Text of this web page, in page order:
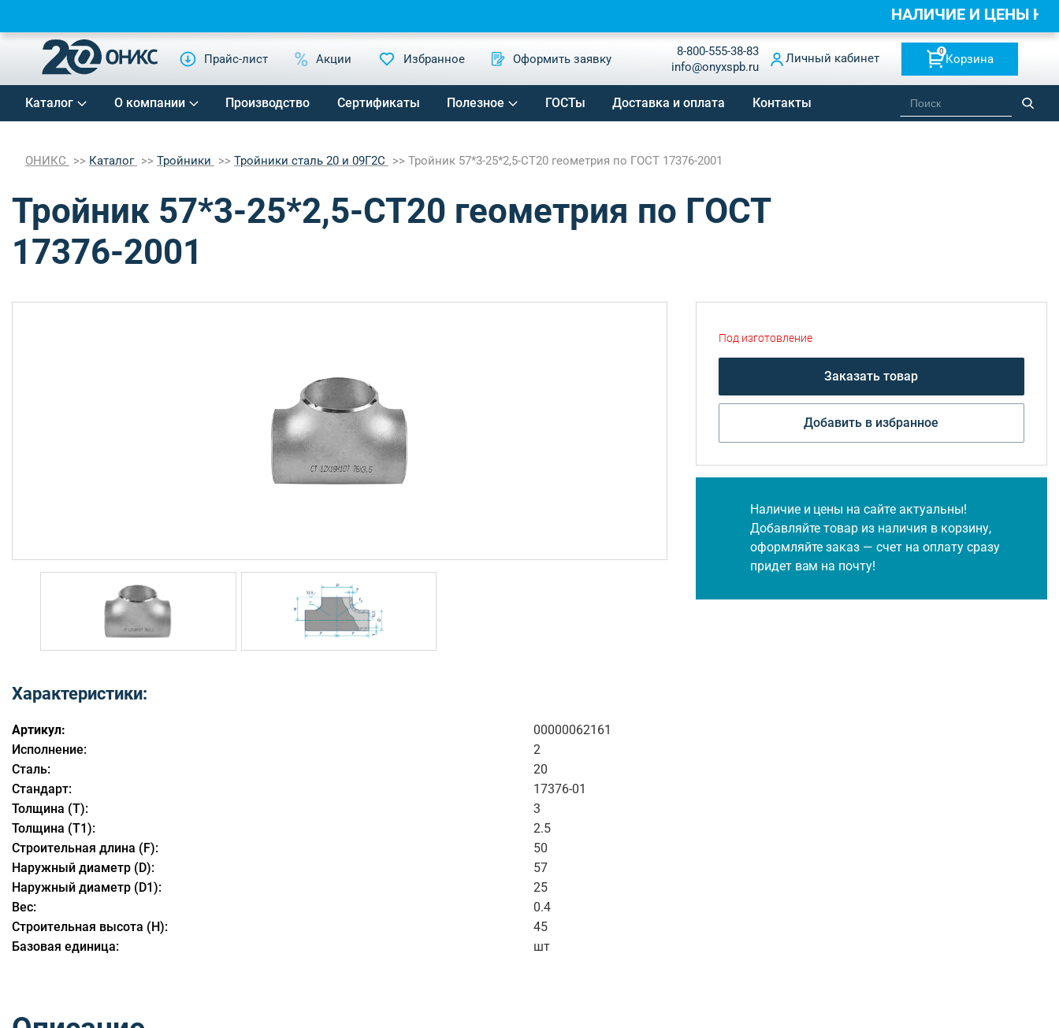
Прайс-лист Акции Избранное Оформить заявку
8-800-555-38-83
info@onyxspb.ru
Личный кабинет
0
Корзина
Каталог О компании Производство Сертификаты Полезное ГОСТы Доставка и оплата Контакты
ОНИКС Каталог Тройники Тройники сталь 20 и 09Г2С Тройник 57*3-25*2,5-СТ20 геометрия по ГОСТ 17376-2001
Тройник 57*3-25*2,5-СТ20 геометрия по ГОСТ
17376-2001
Характеристики:
Артикул:
00000062161
Исполнение:
2
Сталь:
20
Стандарт:
17376-01
Толщина (T):
3
Толщина (T1):
2.5
Строительная длина (F):
50
Наружный диаметр (D):
57
Наружный диаметр (D1):
25
Вес:
0.4
Строительная высота (Н):
45
Базовая единица:
шт
Под изготовление
Заказать товар
Добавить в избранное
Наличие и цены на сайте актуальны!
Добавляйте товар из наличия в корзину,
оформляйте заказ — счет на оплату сразу
придет вам на почту!
НАЛИЧИЕ И ЦЕНЫ